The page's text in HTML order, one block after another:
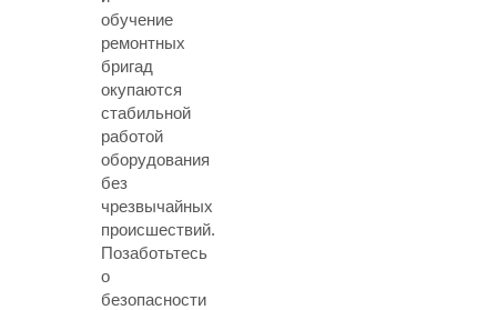
обучение
ремонтных
бригад
окупаются
стабильной
работой
оборудования
без
чрезвычайных
происшествий.
Позаботьтесь
о
безопасности